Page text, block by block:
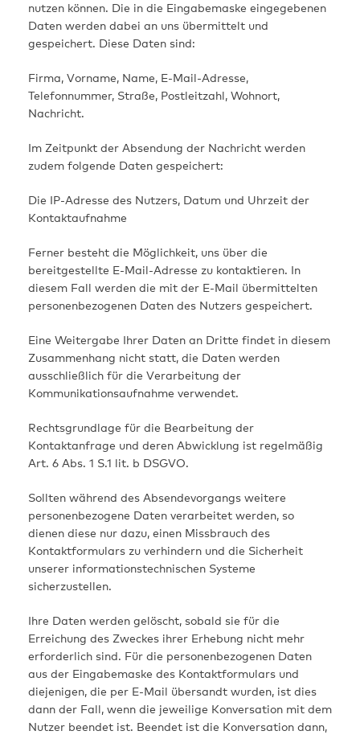
nutzen können. Die in die Eingabemaske eingegebenen
Daten werden dabei an uns übermittelt und
gespeichert. Diese Daten sind:
Firma, Vorname, Name, E-Mail-Adresse,
Telefonnummer, Straße, Postleitzahl, Wohnort,
Nachricht.
Im Zeitpunkt der Absendung der Nachricht werden
zudem folgende Daten gespeichert:
Die IP-Adresse des Nutzers, Datum und Uhrzeit der
Kontaktaufnahme
Ferner besteht die Möglichkeit, uns über die
bereitgestellte E-Mail-Adresse zu kontaktieren. In
diesem Fall werden die mit der E-Mail übermittelten
personenbezogenen Daten des Nutzers gespeichert.
Eine Weitergabe Ihrer Daten an Dritte findet in diesem
Zusammenhang nicht statt, die Daten werden
ausschließlich für die Verarbeitung der
Kommunikationsaufnahme verwendet.
Rechtsgrundlage für die Bearbeitung der
Kontaktanfrage und deren Abwicklung ist regelmäßig
Art. 6 Abs. 1 S.1 lit. b DSGVO.
Sollten während des Absendevorgangs weitere
personenbezogene Daten verarbeitet werden, so
dienen diese nur dazu, einen Missbrauch des
Kontaktformulars zu verhindern und die Sicherheit
unserer informationstechnischen Systeme
sicherzustellen.
Ihre Daten werden gelöscht, sobald sie für die
Erreichung des Zweckes ihrer Erhebung nicht mehr
erforderlich sind. Für die personenbezogenen Daten
aus der Eingabemaske des Kontaktformulars und
diejenigen, die per E-Mail übersandt wurden, ist dies
dann der Fall, wenn die jeweilige Konversation mit dem
Nutzer beendet ist. Beendet ist die Konversation dann,